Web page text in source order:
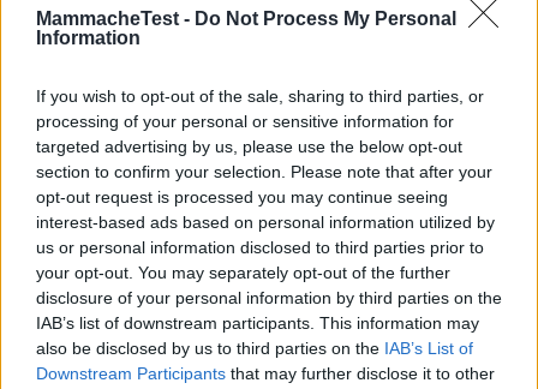
MammacheTest - Do Not Process My Personal
Information
If you wish to opt-out of the sale, sharing to third parties, or
processing of your personal or sensitive information for
targeted advertising by us, please use the below opt-out
section to confirm your selection. Please note that after your
opt-out request is processed you may continue seeing
interest-based ads based on personal information utilized by
us or personal information disclosed to third parties prior to
your opt-out. You may separately opt-out of the further
disclosure of your personal information by third parties on the
IAB’s list of downstream participants. This information may
also be disclosed by us to third parties on the IAB’s List of
Downstream Participants that may further disclose it to other
Password dimenticata?
Scopri anche
Canzoni per Piccoli
Passi
FABA
16 Recensioni
Categoria: Giochi Elettronici e Interattivi